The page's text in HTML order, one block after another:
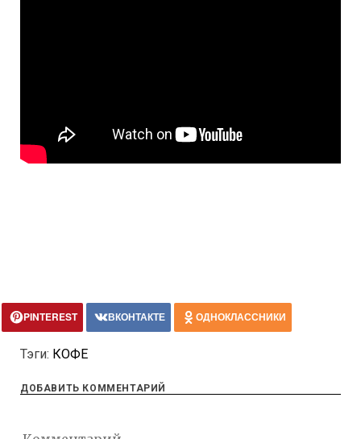
PINTEREST ВКОНТАКТЕ ОДНОКЛАССНИКИ
Тэги: КОФЕ
ДОБАВИТЬ КОММЕНТАРИЙ